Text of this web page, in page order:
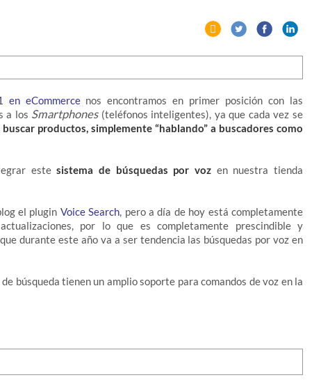
en eCommercenos encontramos en primer posición con las
a los Smartphones(teléfonos inteligentes), ya que cada vez se
buscar productos, simplemente “hablando” a buscadores como
estesistema de búsquedas por voz en nuestra tienda
el plugin Voice Search, pero a día de hoy está completamente
por lo que es completamente prescindible y
durante este año va a ser tendencia las búsquedas por voz en
búsqueda tienen un amplio soporte para comandos de voz en la